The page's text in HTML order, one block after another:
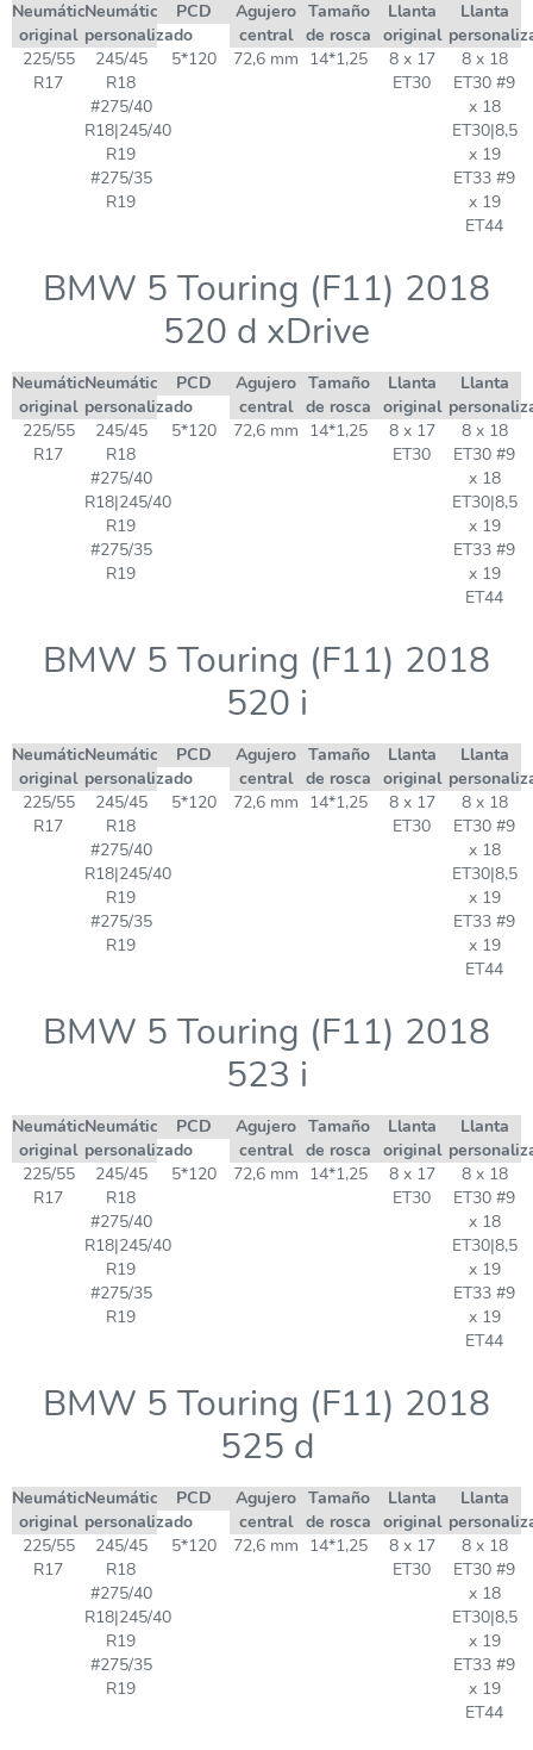
Neumático
original
Neumático
personalizado
PCD
Agujero
central
Tamaño
de rosca
Llanta
original
Llanta
225/55
R17
245/45
R18
#275/40
R18|245/40
R19
#275/35
R19
5*120 72,6 mm 14*1,25
8 x 17
ET30
8 x 18
ET30 #9
x 18
ET30|8,5
x 19
ET33 #9
x 19
ET44
BMW 5 Touring (F11) 2018
520 d xDrive
Neumático
original
Neumático
personalizado
PCD
Agujero
central
Tamaño
de rosca
Llanta
original
Llanta
225/55
R17
245/45
R18
#275/40
R18|245/40
R19
#275/35
R19
5*120 72,6 mm 14*1,25
8 x 17
ET30
8 x 18
ET30 #9
x 18
ET30|8,5
x 19
ET33 #9
x 19
ET44
BMW 5 Touring (F11) 2018
520 i
Neumático
original
Neumático
personalizado
PCD
Agujero
central
Tamaño
de rosca
Llanta
original
Llanta
225/55
R17
245/45
R18
#275/40
R18|245/40
R19
#275/35
R19
5*120 72,6 mm 14*1,25
8 x 17
ET30
8 x 18
ET30 #9
x 18
ET30|8,5
x 19
ET33 #9
x 19
ET44
BMW 5 Touring (F11) 2018
523 i
Neumático
original
Neumático
personalizado
PCD
Agujero
central
Tamaño
de rosca
Llanta
original
Llanta
225/55
R17
245/45
R18
#275/40
R18|245/40
R19
#275/35
R19
5*120 72,6 mm 14*1,25
8 x 17
ET30
8 x 18
ET30 #9
x 18
ET30|8,5
x 19
ET33 #9
x 19
ET44
BMW 5 Touring (F11) 2018
525 d
Neumático
original
Neumático
personalizado
PCD
Agujero
central
Tamaño
de rosca
Llanta
original
Llanta
225/55
R17
245/45
R18
#275/40
R18|245/40
R19
#275/35
R19
5*120 72,6 mm 14*1,25
8 x 17
ET30
8 x 18
ET30 #9
x 18
ET30|8,5
x 19
ET33 #9
x 19
ET44